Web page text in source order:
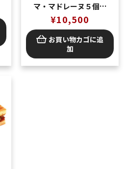
マ・マドレーヌ５個入
り」10セット
¥10,500
お買い物カゴに追
加